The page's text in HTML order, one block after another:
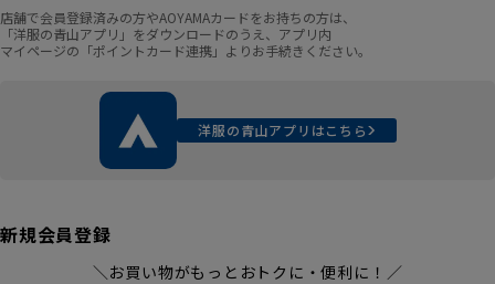
店舗で会員登録済みの方やAOYAMAカードをお持ちの方は、
「洋服の青山アプリ」をダウンロードのうえ、アプリ内
マイページの「ポイントカード連携」よりお手続きください。
洋服の青山アプリはこちら
新規会員登録
＼お買い物がもっとおトクに・便利に！／